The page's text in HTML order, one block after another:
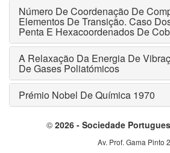
Número De Coordenação De
Elementos De Transição. Caso
Penta E Hexacoordenados De
A Relaxação Da Energia De
De Gases Poliatómicos
Prémio Nobel De Química 1970
© 2026 - Sociedade
Av. Prof. Gama Pinto